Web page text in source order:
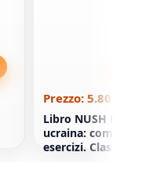
Prezzo: 5.80 EUR
Libro NUSH Nuova
ucraina: commenti,
esercizi. Classe 5-11